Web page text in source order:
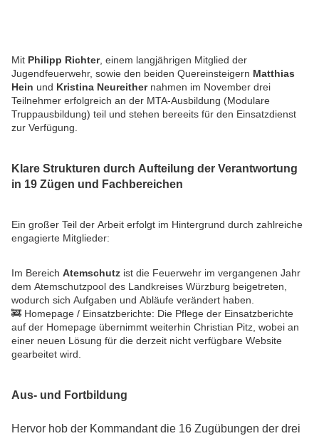
Mit Philipp Richter, einem langjährigen Mitglied der
Jugendfeuerwehr, sowie den beiden Quereinsteigern Matthias
Hein und Kristina Neureither nahmen im November drei
Teilnehmer erfolgreich an der MTA-Ausbildung (Modulare
Truppausbildung) teil und stehen bereeits für den Einsatzdienst
zur Verfügung.
Klare Strukturen durch Aufteilung der Verantwortung
in 19 Zügen und Fachbereichen
Ein großer Teil der Arbeit erfolgt im Hintergrund durch zahlreiche
engagierte Mitglieder:
Im Bereich Atemschutz ist die Feuerwehr im vergangenen Jahr
dem Atemschutzpool des Landkreises Würzburg beigetreten,
wodurch sich Aufgaben und Abläufe verändert haben.
🚒 Homepage / Einsatzberichte: Die Pflege der Einsatzberichte
auf der Homepage übernimmt weiterhin Christian Pitz, wobei an
einer neuen Lösung für die derzeit nicht verfügbare Website
gearbeitet wird.
Aus- und Fortbildung
Hervor hob der Kommandant die 16 Zugübungen der drei